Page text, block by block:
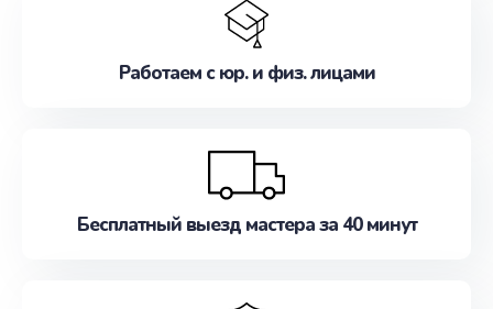
Работаем с юр. и физ. лицами
Бесплатный выезд мастера за 40 минут